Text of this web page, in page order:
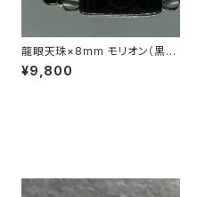
龍眼天珠×8mm モリオン（黒水
晶）×ヒマラヤ水晶 ブレスレット
¥9,800